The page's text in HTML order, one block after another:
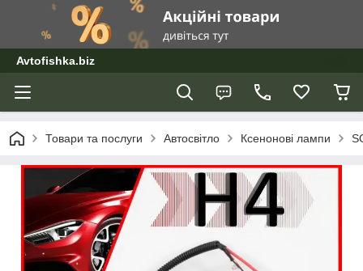
Avtofishka.biz
Товари та послуги Автосвітло Ксенонові лампи